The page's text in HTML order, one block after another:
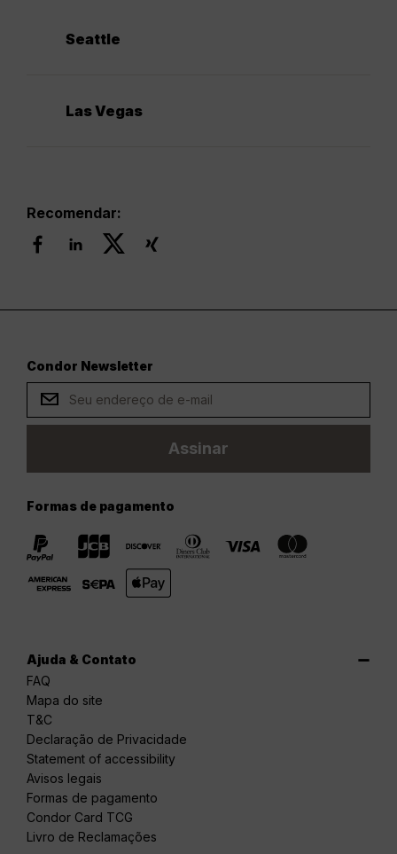
Seattle
Las Vegas
Recomendar:
Condor Newsletter
Assinar
Formas de pagamento
Ajuda & Contato
FAQ
Mapa do site
T&C
Declaração de Privacidade
Statement of accessibility
Avisos legais
Formas de pagamento
Condor Card TCG
Livro de Reclamações